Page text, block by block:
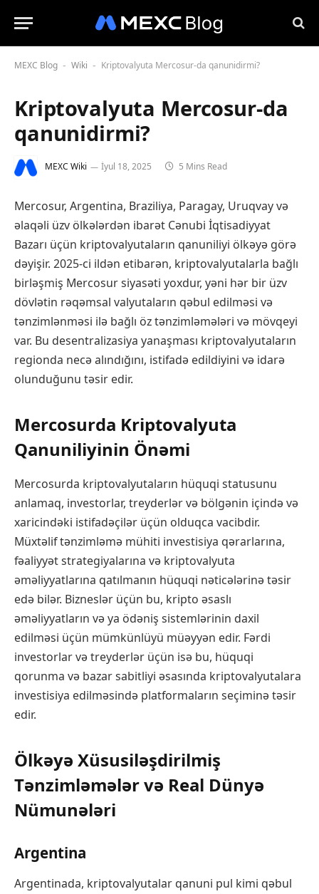
MEXC Blog - Wiki - Kriptovalyuta Mercosur-da qanunidirmi?
Kriptovalyuta Mercosur-da
qanunidirmi?
MEXC Wiki İyul 18, 2025 5 Mins Read
Mercosur, Argentina, Braziliya, Paragay, Uruqvay və
əlaqəli üzv ölkələrdən ibarət Cənubi İqtisadiyyat
Bazarı üçün kriptovalyutaların qanuniliyi ölkəyə görə
dəyişir. 2025-ci ildən etibarən, kriptovalyutalarla bağlı
birləşmiş Mercosur siyasəti yoxdur, yəni hər bir üzv
dövlətin rəqəmsal valyutaların qəbul edilməsi və
tənzimlənməsi ilə bağlı öz tənzimləmələri və mövqeyi
var. Bu desentralizasiya yanaşması kriptovalyutaların
regionda necə alındığını, istifadə edildiyini və idarə
olunduğunu təsir edir.
Mercosurda Kriptovalyuta
Qanuniliyinin Önəmi
Mercosurda kriptovalyutaların hüquqi statusunu
anlamaq, investorlar, treyderlər və bölgənin içində və
xaricindəki istifadəçilər üçün olduqca vacibdir.
Müxtəlif tənzimləmə mühiti investisiya qərarlarına,
fəaliyyət strategiyalarına və kriptovalyuta
əməliyyatlarına qatılmanın hüquqi nəticələrinə təsir
edə bilər. Bizneslər üçün bu, kripto əsaslı
əməliyyatların və ya ödəniş sistemlərinin daxil
edilməsi üçün mümkünlüyü müəyyən edir. Fərdi
investorlar və treyderlər üçün isə bu, hüquqi
qorunma və bazar sabitliyi əsasında kriptovalyutalara
investisiya edilməsində platformaların seçiminə təsir
edir.
Ölkəyə Xüsusiləşdirilmiş
Tənzimləmələr və Real Dünyə
Nümunələri
Argentina
Argentinada, kriptovalyutalar qanuni pul kimi qəbul